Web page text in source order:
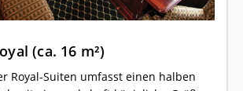
(ca. 16 m²)
Royal-Suiten umfasst einen halben